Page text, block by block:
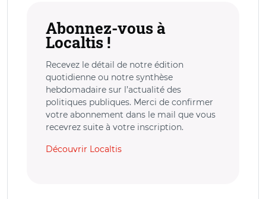
Abonnez-vous à
Localtis !
Recevez le détail de notre édition
quotidienne ou notre synthèse
hebdomadaire sur l’actualité des
politiques publiques. Merci de confirmer
votre abonnement dans le mail que vous
recevrez suite à votre inscription.
Découvrir Localtis